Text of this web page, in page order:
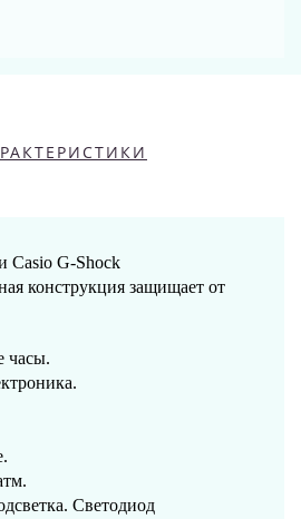
Casio G-Shock
конструкция защищает от
часы.
Светодиод